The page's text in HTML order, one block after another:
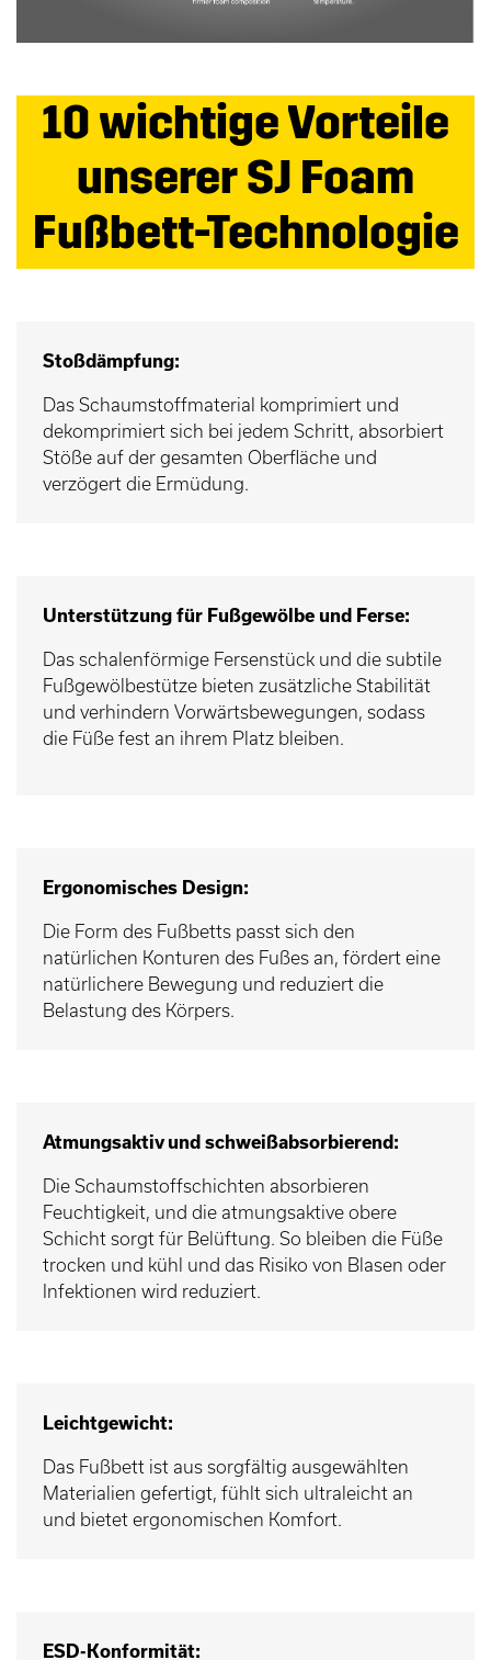
10 wichtige Vorteile
unserer SJ Foam
Fußbett-Technologie
Stoßdämpfung:
Das Schaumstoffmaterial komprimiert und
dekomprimiert sich bei jedem Schritt, absorbiert
Stöße auf der gesamten Oberfläche und
verzögert die Ermüdung.
Unterstützung für Fußgewölbe und Ferse:
Das schalenförmige Fersenstück und die subtile
Fußgewölbestütze bieten zusätzliche Stabilität
und verhindern Vorwärtsbewegungen, sodass
die Füße fest an ihrem Platz bleiben.
Ergonomisches Design:
Die Form des Fußbetts passt sich den
natürlichen Konturen des Fußes an, fördert eine
natürlichere Bewegung und reduziert die
Belastung des Körpers.
Atmungsaktiv und schweißabsorbierend:
Die Schaumstoffschichten absorbieren
Feuchtigkeit, und die atmungsaktive obere
Schicht sorgt für Belüftung. So bleiben die Füße
trocken und kühl und das Risiko von Blasen oder
Infektionen wird reduziert.
Leichtgewicht:
Das Fußbett ist aus sorgfältig ausgewählten
Materialien gefertigt, fühlt sich ultraleicht an
und bietet ergonomischen Komfort.
ESD-Konformität: